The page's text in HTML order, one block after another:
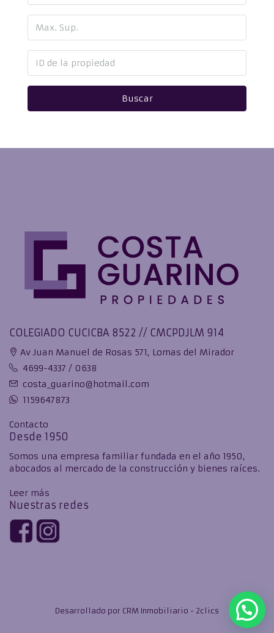
Buscar
COLEGIADO CUCICBA 8522 // CMCPDJLM 914
Av Juan Manuel de Rosas 571, Lomas del Mirador
4699-4337 / 0638
costa_guarino@hotmail.com
1159647873
Contacto
Desde 1950
Somos una empresa familiar fundada en el año 1950,
abocados al mercado de la construcción y bienes raíces.
Leer más
Nuestras redes
Desarrollado por CRM Inmobiliario - 2clics